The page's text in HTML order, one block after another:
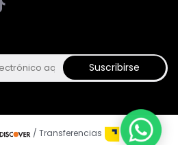
Suscribirse
/ Transferencias